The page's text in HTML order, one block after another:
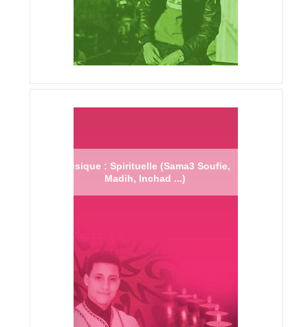
Musique : Spirituelle (Sama3 Soufie,
Madih, Inchad ...)